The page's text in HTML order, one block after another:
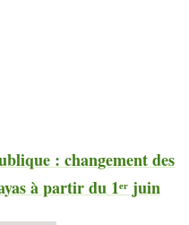
: changement des
à partir du 1ᵉʳ juin